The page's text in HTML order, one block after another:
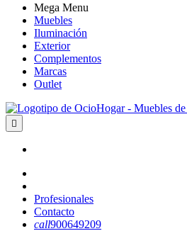
Mega Menu
Muebles
Iluminación
Exterior
Complementos
Marcas
Outlet

Profesionales
Contacto
call900649209